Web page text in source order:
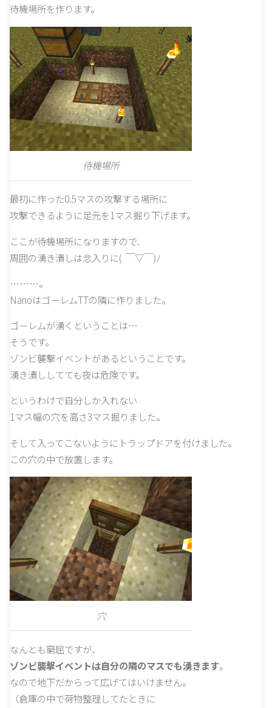
待機場所を作ります。
待機場所
最初に作った0.5マスの攻撃する場所に
攻撃できるように足元を1マス掘り下げます。
ここが待機場所になりますので、
周囲の湧き潰しは念入りに( ￣▽￣)ﾉ
………。
NanoはゴーレムTTの隣に作りました。
ゴーレムが湧くということは…
そうです。
ゾンビ襲撃イベントがあるということです。
湧き潰ししてても夜は危険です。
というわけで自分しか入れない
1マス幅の穴を高さ3マス掘りました。
そして入ってこないようにトラップドアを付けました。
この穴の中で放置します。
穴
なんとも窮屈ですが、
ゾンビ襲撃イベントは自分の隣のマスでも湧きます。
なので地下だからって広げてはいけません。
（倉庫の中で荷物整理してたときに